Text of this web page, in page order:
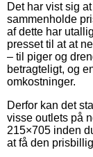
Det har vist sig
sammenholde
af dette har
presset til at at
– til piger og
betragteligt, og
omkostninger.
Derfor kan det
visse outlets på
215×705 inden
at få den